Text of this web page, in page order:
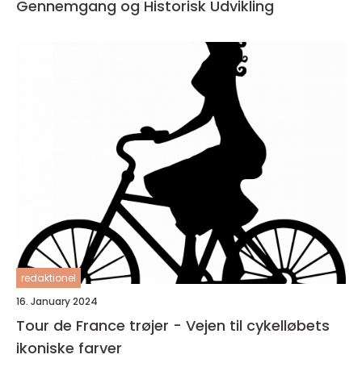
Gennemgang og Historisk Udvikling
redaktionel
16. January 2024
Tour de France trøjer - Vejen til cykelløbets
ikoniske farver